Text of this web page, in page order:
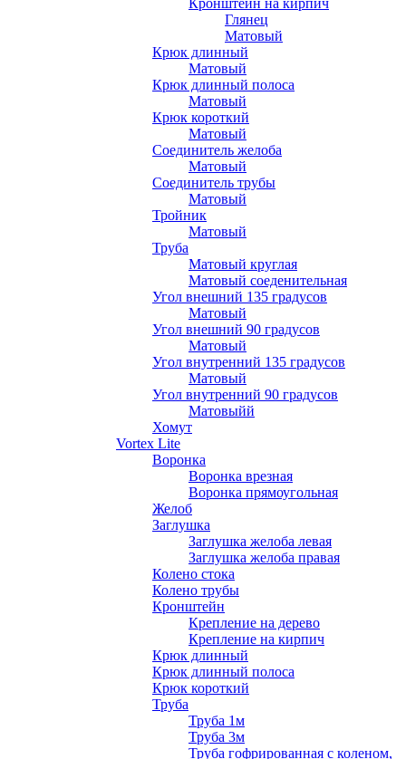
Кронштейн на кирпич
Глянец
Матовый
Крюк длинный
Матовый
Крюк длинный полоса
Матовый
Крюк короткий
Матовый
Соединитель желоба
Матовый
Соединитель трубы
Матовый
Тройник
Матовый
Труба
Матовый круглая
Матовый соеденительная
Угол внешний 135 градусов
Матовый
Угол внешний 90 градусов
Матовый
Угол внутренний 135 градусов
Матовый
Угол внутренний 90 градусов
Матовыйй
Хомут
Vortex Lite
Воронка
Воронка врезная
Воронка прямоугольная
Желоб
Заглушка
Заглушка желоба левая
Заглушка желоба правая
Колено стока
Колено трубы
Кронштейн
Крепление на дерево
Крепление на кирпич
Крюк длинный
Крюк длинный полоса
Крюк короткий
Труба
Труба 1м
Труба 3м
Труба гофрированная с коленом,